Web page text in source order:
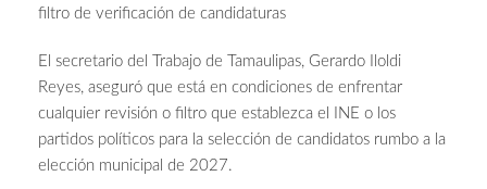
filtro de verificación de candidaturas
El secretario del Trabajo de Tamaulipas, Gerardo Iloldi
Reyes, aseguró que está en condiciones de enfrentar
cualquier revisión o filtro que establezca el INE o los
partidos políticos para la selección de candidatos rumbo a la
elección municipal de 2027.